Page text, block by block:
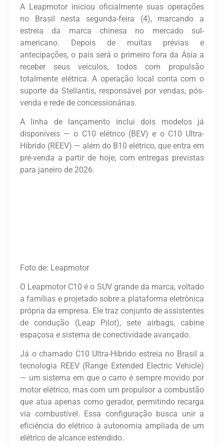
A Leapmotor iniciou oficialmente suas operações
no Brasil nesta segunda-feira (4), marcando a
estreia da marca chinesa no mercado sul-
americano. Depois de muitas prévias e
antecipações, o país será o primeiro fora da Ásia a
receber seus veículos, todos com propulsão
totalmente elétrica. A operação local conta com o
suporte da Stellantis, responsável por vendas, pós-
venda e rede de concessionárias.
A linha de lançamento inclui dois modelos já
disponíveis — o C10 elétrico (BEV) e o C10 Ultra-
Híbrido (REEV) — além do B10 elétrico, que entra em
pré-venda a partir de hoje, com entregas previstas
para janeiro de 2026.
Foto de: Leapmotor
O Leapmotor C10 é o SUV grande da marca, voltado
a famílias e projetado sobre a plataforma eletrônica
própria da empresa. Ele traz conjunto de assistentes
de condução (Leap Pilot), sete airbags, cabine
espaçosa e sistema de conectividade avançado.
Já o chamado C10 Ultra-Híbrido estreia no Brasil a
tecnologia REEV (Range Extended Electric Vehicle)
— um sistema em que o carro é sempre movido por
motor elétrico, mas com um propulsor a combustão
que atua apenas como gerador, permitindo recarga
via combustível. Essa configuração busca unir a
eficiência do elétrico à autonomia ampliada de um
elétrico de alcance estendido.